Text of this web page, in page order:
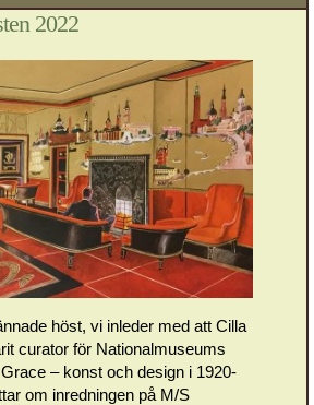
2022
höst, vi inleder med att Cilla
curator för Nationalmuseums
– konst och design i 1920-
om inredningen på M/S